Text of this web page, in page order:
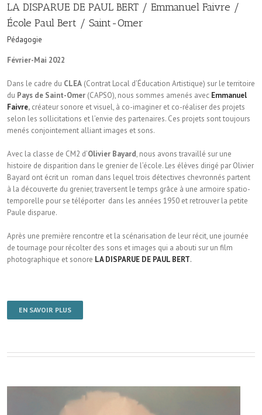
LA DISPARUE DE PAUL BERT / Emmanuel Faivre /
École Paul Bert / Saint-Omer
Pédagogie
Février-Mai 2022
Dans le cadre du CLEA (Contrat Local d’Éducation Artistique) sur le territoire
du Pays de Saint-Omer (CAPSO), nous sommes amenés avec Emmanuel
Faivre, créateur sonore et visuel, à co-imaginer et co-réaliser des projets
selon les sollicitations et l’envie des partenaires. Ces projets sont toujours
menés conjointement alliant images et sons.
Avec la classe de CM2 d’Olivier Bayard, nous avons travaillé sur une
histoire de disparition dans le grenier de l’école. Les élèves dirigé par Olivier
Bayard ont écrit un roman dans lequel trois détectives chevronnés partent
à la découverte du grenier, traversent le temps grâce à une armoire spatio-
temporelle pour se téléporter dans les années 1950 et retrouver la petite
Paule disparue.
Après une première rencontre et la scénarisation de leur récit, une journée
de tournage pour récolter des sons et images qui a abouti sur un film
photographique et sonore LA DISPARUE DE PAUL BERT.
EN SAVOIR PLUS